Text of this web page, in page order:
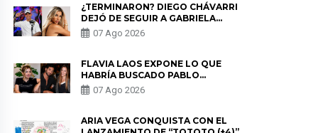
¿TERMINARON? DIEGO CHÁVARRI
DEJÓ DE SEGUIR A GABRIELA
HERRERA Y ANUNCIA SU SALIDA
DE PÓDCAST
07 Ago 2026
FLAVIA LAOS EXPONE LO QUE
HABRÍA BUSCADO PABLO
HEREDIA CON ALE FULLER: “UNA
DE LAS PARTES QUERÍA EL
07 Ago 2026
ARIA VEGA CONQUISTA CON EL